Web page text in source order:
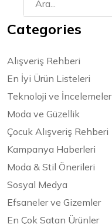
Categories
Alışveriş Rehberi
En İyi Ürün Listeleri
Teknoloji ve İncelemeler
Moda ve Güzellik
Çocuk Alışveriş Rehberi
Kampanya Haberleri
Moda & Stil Önerileri
Sosyal Medya
Efsaneler ve Gizemler
En Çok Satan Ürünler